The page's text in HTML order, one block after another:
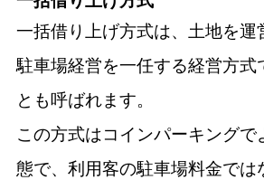
一括借り上げ方式は、土地を運
駐車場経営を一任する経営方式
とも呼ばれます。
この方式はコインパーキングで
態で、利用客の駐車場料金では